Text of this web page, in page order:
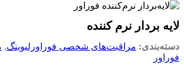
لایه بردار نرم کننده
دسته‌بندی: مراقبت‌های شخصی فوراورلیوینگ,
فوراور